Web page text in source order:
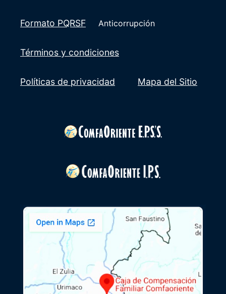
Formato PQRSF Anticorrupción
Términos y condiciones
Políticas de privacidad Mapa del Sitio